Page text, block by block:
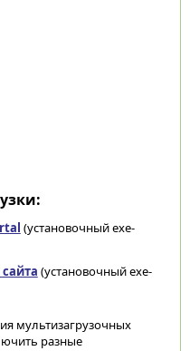
(установочный exe-
(установочный exe-
мультизагрузочных
разные